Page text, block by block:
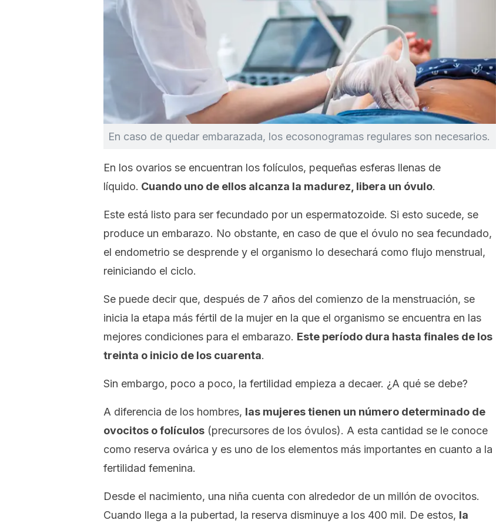
En caso de quedar embarazada, los ecosonogramas regulares son necesarios.
En los ovarios se encuentran los folículos, pequeñas esferas llenas de
líquido. Cuando uno de ellos alcanza la madurez, libera un óvulo.
Este está listo para ser fecundado por un espermatozoide. Si esto sucede, se
produce un embarazo. No obstante, en caso de que el óvulo no sea fecundado,
el endometrio se desprende y el organismo lo desechará como flujo menstrual,
reiniciando el ciclo.
Se puede decir que, después de 7 años del comienzo de la menstruación, se
inicia la etapa más fértil de la mujer en la que el organismo se encuentra en las
mejores condiciones para el embarazo. Este período dura hasta finales de los
treinta o inicio de los cuarenta.
Sin embargo, poco a poco, la fertilidad empieza a decaer. ¿A qué se debe?
A diferencia de los hombres, las mujeres tienen un número determinado de
ovocitos o folículos (precursores de los óvulos). A esta cantidad se le conoce
como reserva ovárica y es uno de los elementos más importantes en cuanto a la
fertilidad femenina.
Desde el nacimiento, una niña cuenta con alrededor de un millón de ovocitos.
Cuando llega a la pubertad, la reserva disminuye a los 400 mil. De estos, la